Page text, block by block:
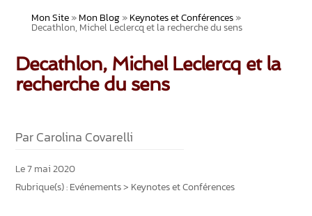
Mon Site»Mon Blog»Keynotes et Conférences»
Decathlon, Michel Leclercq et la recherche du sens
Decathlon, Michel Leclercq et la
recherche du sens
Par Carolina Covarelli
Le 7 mai 2020
Rubrique(s) :Evénements> Keynotes et Conférences